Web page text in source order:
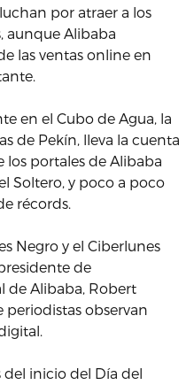
por atraer a los
aunque Alibaba
las ventas online en
en el Cubo de Agua, la
de Pekín, lleva la cuenta
portales de Alibaba
Soltero, y poco a poco
récords.
Negro y el Ciberlunes
de
Alibaba, Robert
periodistas observan
inicio del Día del